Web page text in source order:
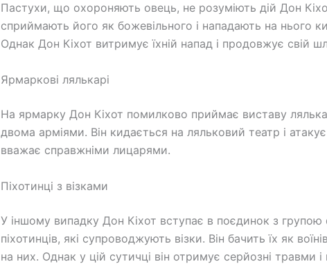
Пастухи, що охороняють овець, не розуміють дій Дон
сприймають його як божевільного і нападають на нього
Однак Дон Кіхот витримує їхній напад і продовжує свій
Ярмаркові лялькарі
На ярмарку Дон Кіхот помилково приймає виставу
двома арміями. Він кидається на ляльковий театр і атакує
вважає справжніми лицарями.
Піхотинці з візками
У іншому випадку Дон Кіхот вступає в поєдинок з групою
піхотинців, які супроводжують візки. Він бачить їх як
на них. Однак у цій сутичці він отримує серйозні травми і